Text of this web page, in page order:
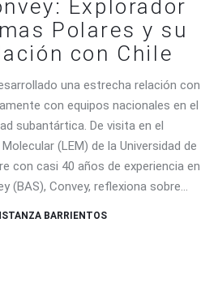
Explorador
Polares y su
con Chile
una estrecha relación con
con equipos nacionales en el
subantártica. De visita en el
(LEM) de la Universidad de
con casi 40 años de experiencia en
(BAS), Convey, reflexiona sobre…
BARRIENTOS